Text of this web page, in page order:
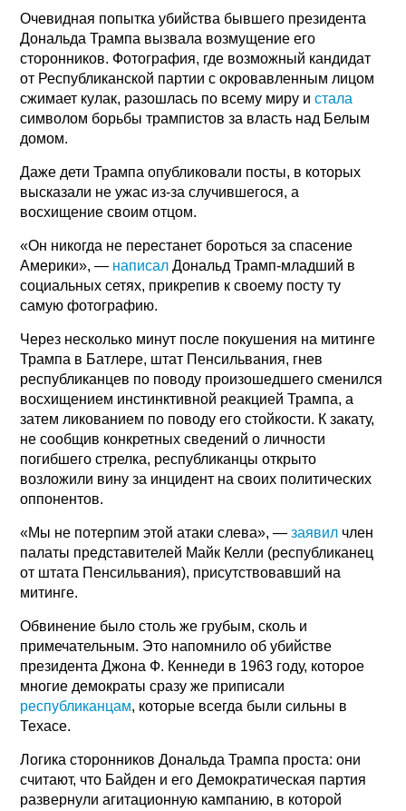
Очевидная попытка убийства бывшего президента
Дональда Трампа вызвала возмущение его
сторонников. Фотография, где возможный кандидат
от Республиканской партии с окровавленным лицом
сжимает кулак, разошлась по всему миру истала
символом борьбы трампистов за власть над Белым
домом.
Даже дети Трампа опубликовали посты, в которых
высказали не ужас из-за случившегося, а
восхищение своим отцом.
«Он никогда не перестанет бороться за спасение
Америки», — написал Дональд Трамп-младший в
социальных сетях, прикрепив к своему посту ту
самую фотографию.
Через несколько минут после покушения на митинге
Трампа в Батлере, штат Пенсильвания, гнев
республиканцев по поводу произошедшего сменился
восхищением инстинктивной реакцией Трампа, а
затем ликованием по поводу его стойкости. К закату,
не сообщив конкретных сведений о личности
погибшего стрелка, республиканцы открыто
возложили вину за инцидент на своих политических
оппонентов.
«Мы не потерпим этой атаки слева», —заявил член
палаты представителей Майк Келли (республиканец
от штата Пенсильвания), присутствовавший на
митинге.
Обвинение было столь же грубым, сколь и
примечательным. Это напомнило об убийстве
президента Джона Ф. Кеннеди в 1963 году, которое
многие демократы сразу же приписали
республиканцам, которые всегда были сильны в
Техасе.
Логика сторонников Дональда Трампа проста: они
считают, что Байден и его Демократическая партия
развернули агитационную кампанию, в которой